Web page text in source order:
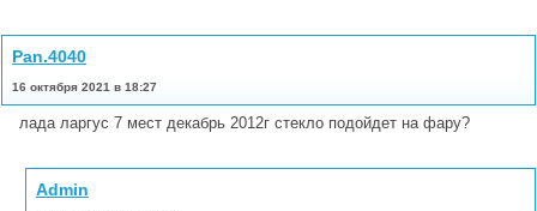
Pan.4040
16 октября 2021 в 18:27
лада ларгус 7 мест декабрь 2012г стекло подойдет на фару?
Admin